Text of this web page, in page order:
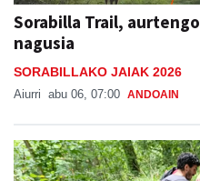
Sorabilla Trail,
nagusia
SORABILLAKO JAIAK 2026
Aiurri abu 06, 07:00 ANDOAIN